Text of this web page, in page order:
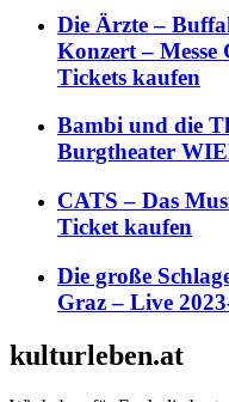
Die Ärzte –
Konzert –
Tickets kaufen
Bambi und die
Burgtheater
CATS – Das
Ticket kaufen
Die große
Graz – Live
kulturleben.at